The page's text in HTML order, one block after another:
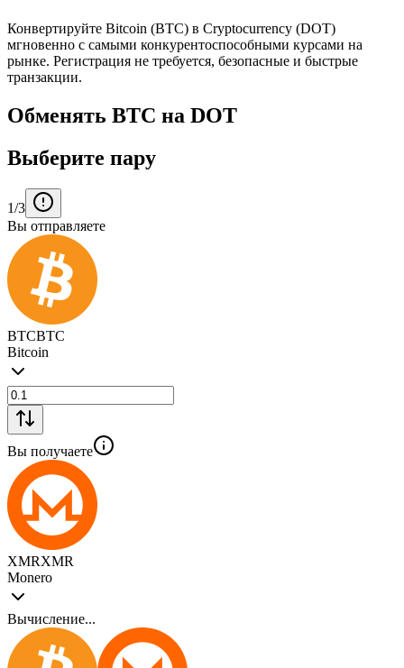
Конвертируйте Bitcoin (BTC) в Cryptocurrency (DOT)
мгновенно с самыми конкурентоспособными курсами на
рынке. Регистрация не требуется, безопасные и быстрые
транзакции.
Обменять BTC на DOT
Выберите пару
1/3
Вы отправляете
BTCBTC
Bitcoin
Вы получаете
XMRXMR
Monero
Вычисление...